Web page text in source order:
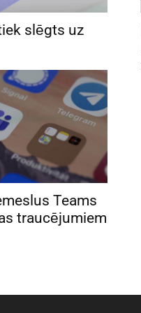
slēgts uz
Teams
traucējumiem